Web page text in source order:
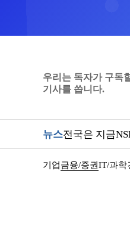
우리는 독자가 구독
기사를 씁니다.
뉴스전국은 지금
기업금융/증권IT/과학